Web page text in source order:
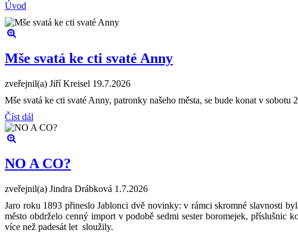
Úvod
Mše svatá ke cti svaté Anny
zveřejnil(a) Jiří Kreisel 19.7.2026
Mše svatá ke cti svaté Anny, patronky našeho města, se bude konat v
Číst dál
NO A CO?
zveřejnil(a) Jindra Drábková 1.7.2026
Jaro roku 1893 přineslo Jablonci dvě novinky: v rámci skromné slavnosti
město obdrželo cenný import v podobě sedmi sester boromejek, příslušnic
více než padesát let sloužily.